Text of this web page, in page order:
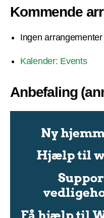
Kommende
Ingen arrangementer
Kalender: Events
Anbefaling